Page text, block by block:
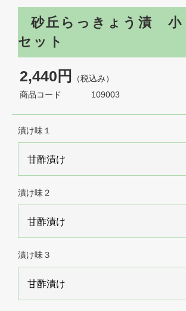
砂丘らっきょう漬 小
セット
2,440円
（税込み）
商品コード
109003
漬け味１
漬け味２
漬け味３